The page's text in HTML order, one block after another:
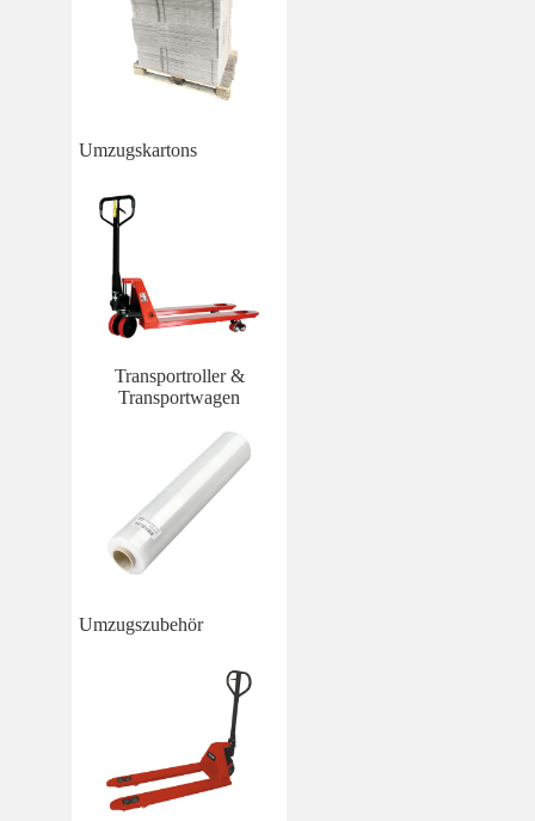
Umzugskartons
Transportroller &
Transportwagen
Umzugszubehör